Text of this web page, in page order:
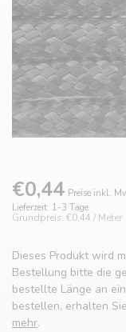
€0,44 Preise inkl.
Lieferzeit: 1-3 Tage
Grundpreis: €0,44 / Meter
Dieses Produkt wird
Bestellung bitte die
bestellte Länge an
bestellen, erhalten
mehr.